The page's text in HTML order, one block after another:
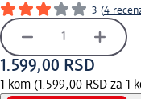
3 (4
1.599,00 RSD
1 kom (1.599,00 RSD za 1